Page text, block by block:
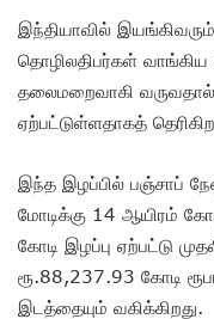
இந்தியாவில்
தொழிலதிபர்கள் வாங்கிய
தலைமறைவாகி வருவதால்
ஏற்பட்டுள்ளதாகத்
இந்த இழப்பில் பஞ்சாப்
மோடிக்கு 14 ஆயிரம்
கோடி இழப்பு ஏற்பட்டு
ரூ.88,237.93 கோடி
இடத்தையும் வகிக்கிறது.